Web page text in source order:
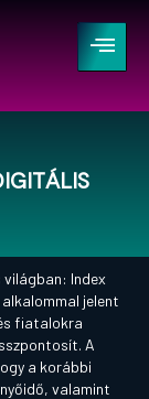
Index
jelent
fiatalokra
A
a korábbi
valamint